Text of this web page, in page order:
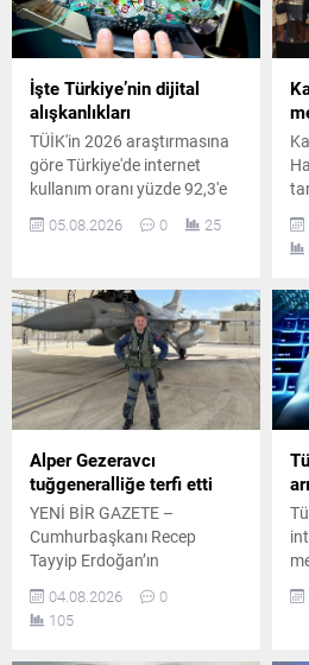
İşte Türkiye’nin dijital
alışkanlıkları
TÜİK'in 2026 araştırmasına
göre Türkiye'de internet
kullanım oranı yüzde 92,3'e
yükseldi. En çok kullanılan
sosyal medya ve
05.08.2026 0 25
Alper Gezeravcı
tuğgeneralliğe terfi etti
YENİ BİR GAZETE –
Cumhurbaşkanı Recep
Tayyip Erdoğan’ın
Cumhurbaşkanlığı
Külliyesi’nde gerçekleştirilen
04.08.2026
0
105